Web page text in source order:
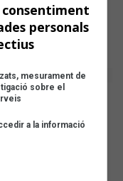
consentiment
personals
mesurament de
sobre el
a la informació